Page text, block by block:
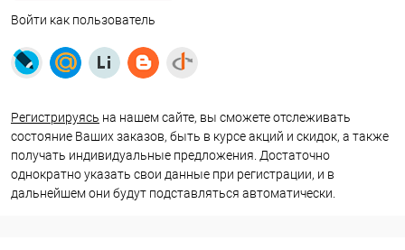
Войти как пользователь
Регистрируясь на нашем сайте, вы сможете отслеживать
состояние Ваших заказов, быть в курсе акций и скидок, а также
получать индивидуальные предложения. Достаточно
однократно указать свои данные при регистрации, и в
дальнейшем они будут подставляться автоматически.